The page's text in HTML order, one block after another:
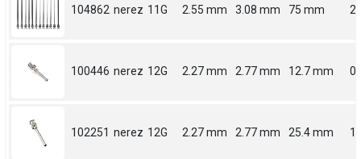
104862 nerez 11G 2.55 mm 3.08 mm 75 mm
100446 nerez 12G 2.27 mm 2.77 mm 12.7 mm
102251 nerez 12G 2.27 mm 2.77 mm 25.4 mm 1